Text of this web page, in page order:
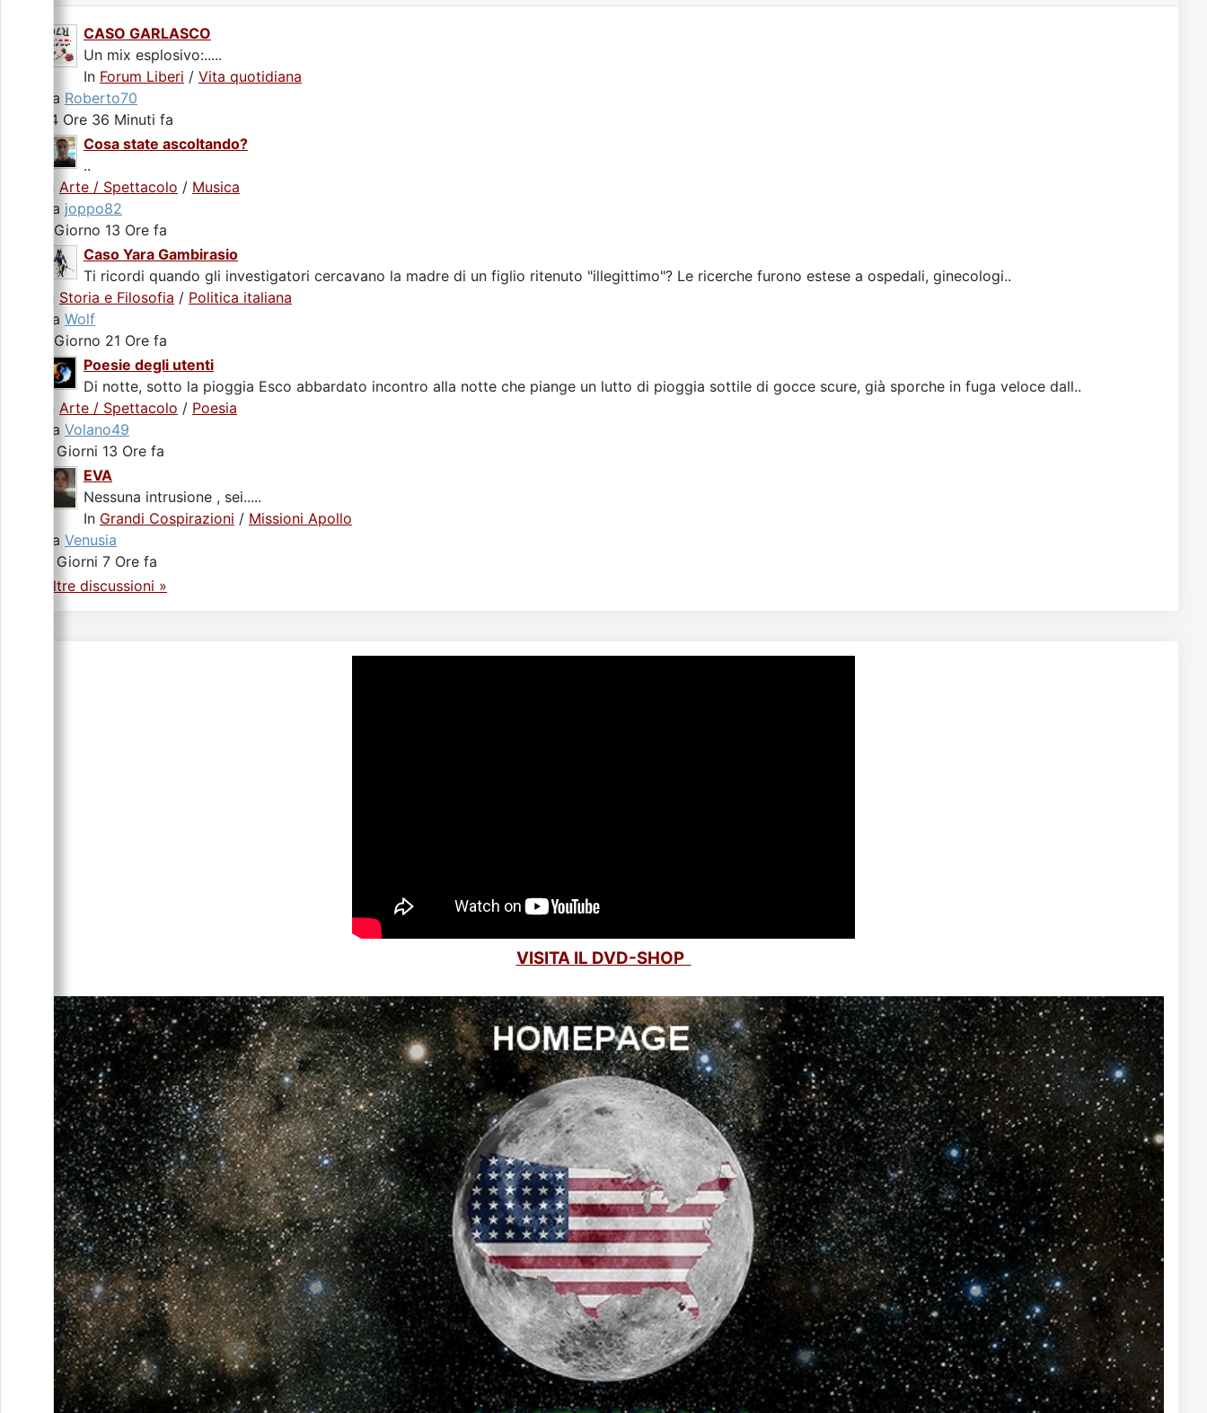
CASO GARLASCO
Un mix esplosivo:.....
In Forum Liberi / Vita quotidiana
da Roberto70
14 Ore 36 Minuti fa
Cosa state ascoltando?
..
Arte / Spettacolo / Musica
da joppo82
1 Giorno 13 Ore fa
Caso Yara Gambirasio
Ti ricordi quando gli investigatori cercavano la madre di un figlio ritenuto "illegittimo"? Le ricerche furono estese a ospedali, ginecologi..
Storia e Filosofia / Politica italiana
da Wolf
1 Giorno 21 Ore fa
Poesie degli utenti
Di notte, sotto la pioggia Esco abbardato incontro alla notte che piange un lutto di pioggia sottile di gocce scure, già sporche in fuga veloce dall..
Arte / Spettacolo / Poesia
da Volano49
2 Giorni 13 Ore fa
EVA
Nessuna intrusione , sei.....
In Grandi Cospirazioni / Missioni Apollo
da Venusia
4 Giorni 7 Ore fa
Altre discussioni »
VISITA IL DVD-SHOP